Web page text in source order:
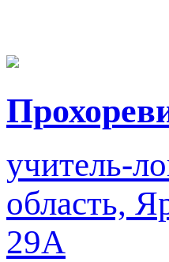
учитель-
область,
29А